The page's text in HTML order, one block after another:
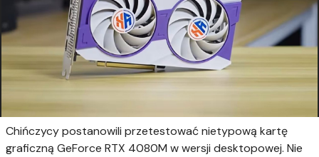
Chińczycy postanowili przetestować nietypową kartę
graficzną GeForce RTX 4080M w wersji desktopowej. Nie